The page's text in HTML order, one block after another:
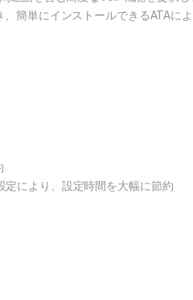
簡単にインストールできるATAに
により、設定時間を大幅に節約